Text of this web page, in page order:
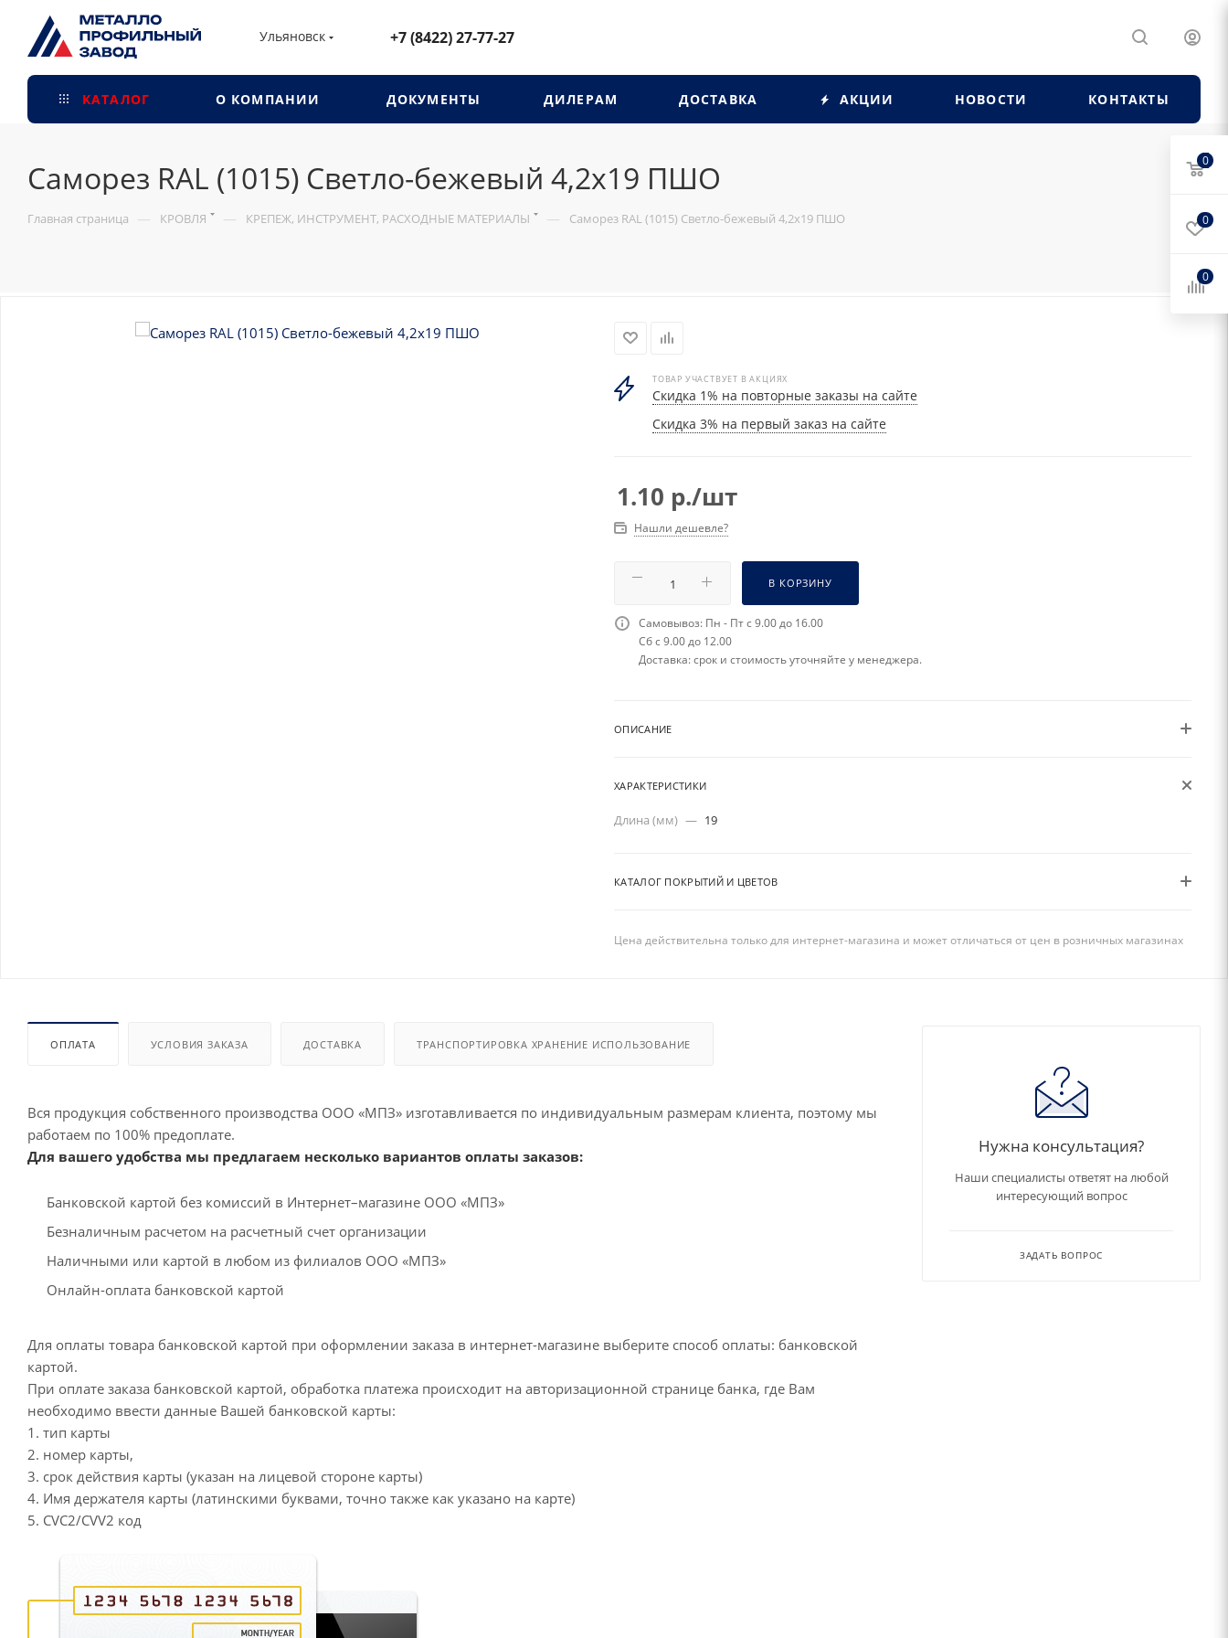
Ульяновск +7 (8422) 27-77-27
КАТАЛОГ О КОМПАНИИ ДОКУМЕНТЫ ДИЛЕРАМ ДОСТАВКА АКЦИИ НОВОСТИ КОНТАКТЫ
Саморез RAL (1015) Светло-бежевый 4,2х19 ПШО
Главная страница — КРОВЛЯ — КРЕПЕЖ, ИНСТРУМЕНТ, РАСХОДНЫЕ МАТЕРИАЛЫ — Саморез RAL (1015) Светло-бежевый 4,2х19 ПШО
ТОВАР УЧАСТВУЕТ В АКЦИЯХ
Скидка 1% на повторные заказы на сайте
Скидка 3% на первый заказ на сайте
1.10 р./шт
Нашли дешевле?
В КОРЗИНУ
Самовывоз: Пн - Пт с 9.00 до 16.00
Сб с 9.00 до 12.00
Доставка: срок и стоимость уточняйте у менеджера.
ОПИСАНИЕ
ХАРАКТЕРИСТИКИ
Длина (мм) — 19
КАТАЛОГ ПОКРЫТИЙ И ЦВЕТОВ
Цена действительна только для интернет-магазина и может отличаться от цен в розничных магазинах
ОПЛАТА УСЛОВИЯ ЗАКАЗА ДОСТАВКА ТРАНСПОРТИРОВКА ХРАНЕНИЕ ИСПОЛЬЗОВАНИЕ
Вся продукция собственного производства ООО «МПЗ» изготавливается по индивидуальным размерам клиента, поэтому мы
работаем по 100% предоплате.
Для вашего удобства мы предлагаем несколько вариантов оплаты заказов:
Банковской картой без комиссий в Интернет–магазине ООО «МПЗ»
Безналичным расчетом на расчетный счет организации
Наличными или картой в любом из филиалов ООО «МПЗ»
Онлайн-оплата банковской картой
Для оплаты товара банковской картой при оформлении заказа в интернет-магазине выберите способ оплаты: банковской
картой.
При оплате заказа банковской картой, обработка платежа происходит на авторизационной странице банка, где Вам
необходимо ввести данные Вашей банковской карты:
1. тип карты
2. номер карты,
3. срок действия карты (указан на лицевой стороне карты)
4. Имя держателя карты (латинскими буквами, точно также как указано на карте)
5. CVC2/CVV2 код
Нужна консультация?
Наши специалисты ответят на любой
интересующий вопрос
ЗАДАТЬ ВОПРОС
0
0
0